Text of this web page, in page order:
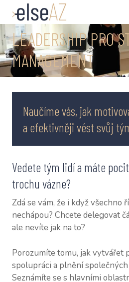
LEADERSHIP PRO
MANAGEMENT
Naučíme vás, jak
a efektivněji vést svůj
Vedete tým lidí a máte
trochu vázne?
Zdá se vám, že i když všechno
nechápou? Chcete delegovat
ale nevíte jak na to?
Porozumíte tomu, jak vytvářet
spolupráci a plnění
Seznámíte se s hlavními